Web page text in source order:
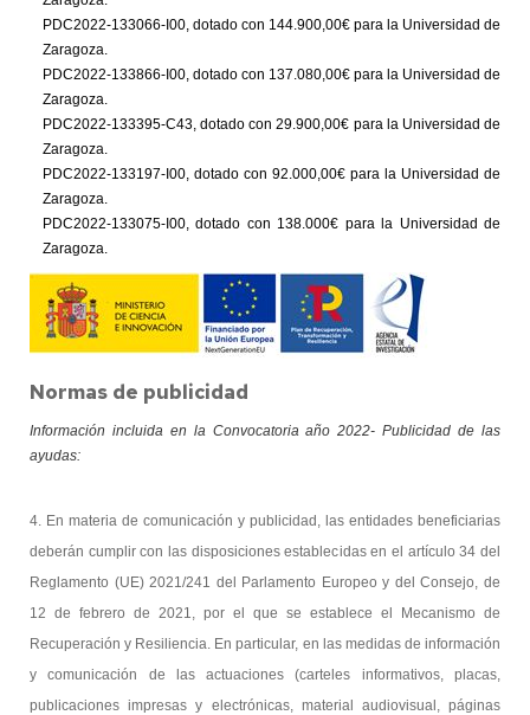
PDC2022-133066-I00, dotado con 144.900,00€ para la Universidad de
Zaragoza.
PDC2022-133866-I00, dotado con 137.080,00€ para la Universidad de
Zaragoza.
PDC2022-133395-C43, dotado con 29.900,00€ para la Universidad de
Zaragoza.
PDC2022-133197-I00, dotado con 92.000,00€ para la Universidad de
Zaragoza.
PDC2022-133075-I00, dotado con 138.000€ para la Universidad de
Zaragoza.
Normas de publicidad
Información incluida en la Convocatoria año 2022- Publicidad de las
ayudas:
4. En materia de comunicación y publicidad, las entidades beneficiarias
deberán cumplir con las disposiciones establecidas en el artículo 34 del
Reglamento (UE) 2021/241 del Parlamento Europeo y del Consejo, de
12 de febrero de 2021, por el que se establece el Mecanismo de
Recuperación y Resiliencia. En particular, en las medidas de información
y comunicación de las actuaciones (carteles informativos, placas,
publicaciones impresas y electrónicas, material audiovisual, páginas